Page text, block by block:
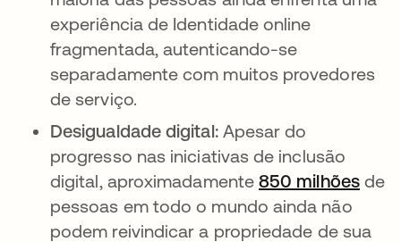
experiência de Identidade online
fragmentada, autenticando-se
separadamente com muitos provedores
de serviço.
Desigualdade digital: Apesar do
progresso nas iniciativas de inclusão
digital, aproximadamente850 milhõesde
pessoas em todo o mundo ainda não
podem reivindicar a propriedade de sua